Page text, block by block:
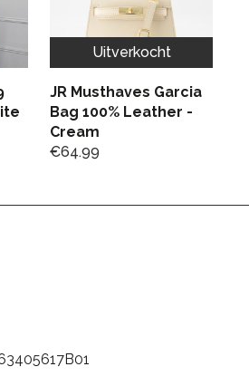
Uitverkocht
JR Musthaves Garcia
Bag 100% Leather -
Cream
€64.99